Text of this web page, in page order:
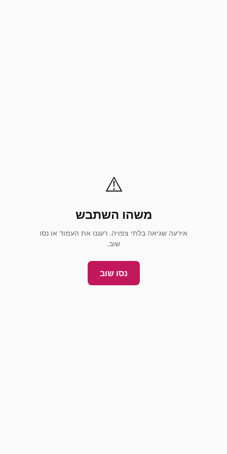
⚠️
משהו השתבש
אירעה שגיאה בלתי צפויה. רעננו את העמוד או נסו
שוב.
נסו שוב